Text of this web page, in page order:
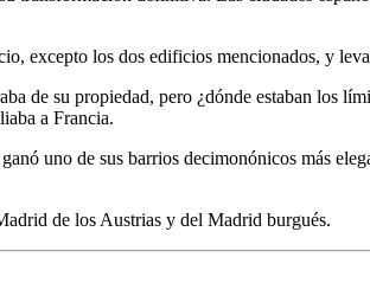
excepto los dos edificios mencionados, y
de su propiedad, pero ¿dónde estaban los
a Francia.
uno de sus barrios decimonónicos más
de los Austrias y del Madrid burgués.